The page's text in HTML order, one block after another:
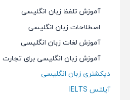
آموزش تلفظ زبان انگلیسی
اصطلاحات زبان انگلیسی
آموزش لغات زبان انگلیسی
آموزش زبان انگلیسی برای تجارت
دیکشنری زبان انگلیسی
آیلتس IELTS